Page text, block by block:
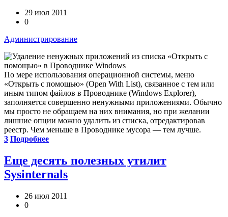
29 июл 2011
0
Администрирование
По мере использования операционной системы, меню
«Открыть с помощью» (Open With List), связанное с тем или
иным типом файлов в Проводнике (Windows Explorer),
заполняется совершенно ненужными приложениями. Обычно
мы просто не обращаем на них внимания, но при желании
лишние опции можно удалить из списка, отредактировав
реестр. Чем меньше в Проводнике мусора — тем лучше.
3 Подробнее
Еще десять полезных утилит
Sysinternals
26 июл 2011
0